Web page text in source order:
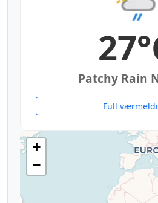
Patchy Rain
Full
+
−